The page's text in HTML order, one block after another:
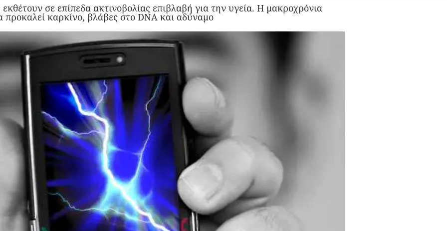
σε επίπεδα ακτινοβολίας επιβλαβή για την υγεία. Η μακροχρόνια
προκαλεί καρκίνο, βλάβες στο DNA και αδύναμο